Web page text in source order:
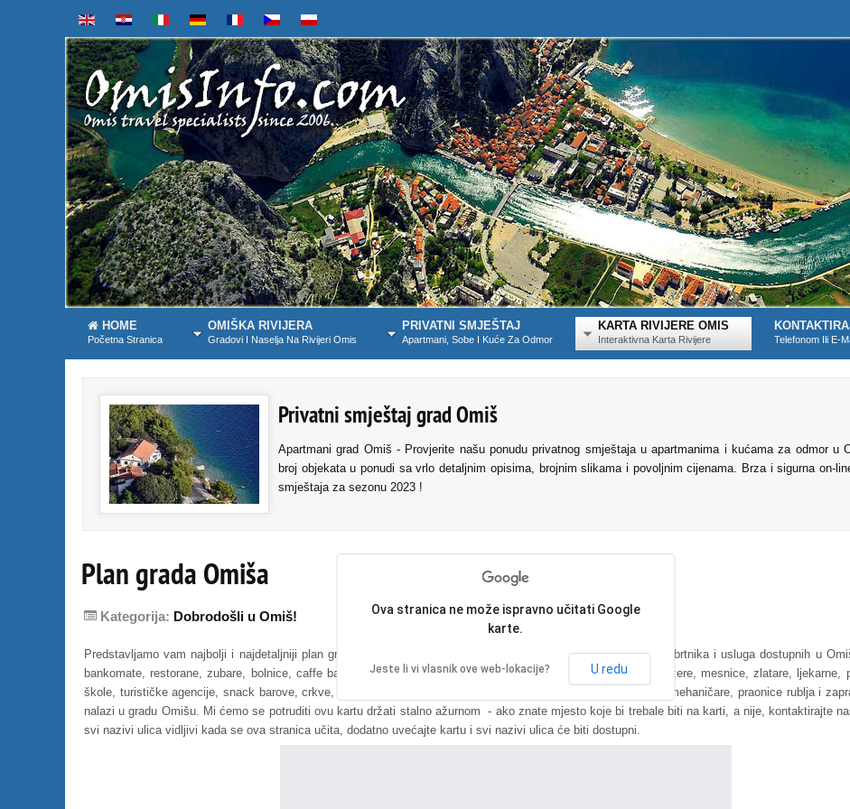
HOME
Početna Stranica
OMIŠKA RIVIJERA
Gradovi I Naselja Na Rivijeri Omis
PRIVATNI SMJEŠTAJ
Apartmani, Sobe I Kuće Za Odmor
KARTA RIVIJERE OMIS
Interaktivna Karta Rivijere Telefonom Ili E-
Privatni smještaj grad Omiš
Apartmani grad Omiš - Provjerite našu ponudu privatnog smještaja u apartmanima i kućama za odmor u
broj objekata u ponudi sa vrlo detaljnim opisima, brojnim slikama i povoljnim cijenama. Brza i sigurna on-
smještaja za sezonu 2023 !
Plan grada Omiša
Kategorija: Dobrodošli u Omiš!
Predstavljamo vam najbolji i najdetaljniji plan grada Omiša. Na ovoj mapi ulica možete pronaći većinu tvrtki, obrtnika i usluga dostupnih u
bankomate, restorane, zubare, bolnice, caffe barove, zalogajnice, hotele, kampove, parking zone, trgovine, frizere, mesnice, zlatare, ljekarne,
škole, turističke agencije, snack barove, crkve, autobusne stanice, pošte, policijske i vatrogasne stanice, automehaničare, praonice rublja i
nalazi u gradu Omišu. Mi ćemo se potruditi ovu kartu držati stalno ažurnom - ako znate mjesto koje bi trebale biti na karti, a nije, kontaktirajte
svi nazivi ulica vidljivi kada se ova stranica učita, dodatno uvećajte kartu i svi nazivi ulica će biti dostupni.
Ova stranica ne može ispravno učitati Google
karte.
Jeste li vi vlasnik ove web-lokacije? U redu